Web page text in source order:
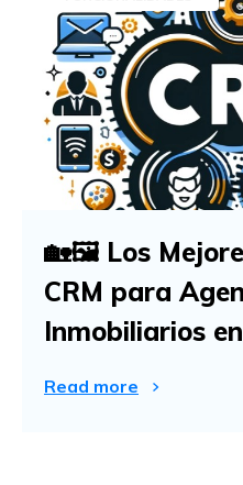
🏡🖼️ Los
CRM para
Inmobiliarios
Read more